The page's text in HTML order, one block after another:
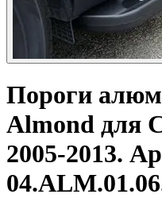
Пороги
Almond для
2005-2013.